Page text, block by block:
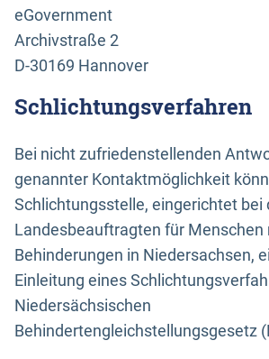
eGovernment
Archivstraße 2
D-30169 Hannover
Schlichtungsverfahren
Bei nicht zufriedenstellenden
genannter Kontaktmöglichkeit
Schlichtungsstelle, eingerichtet bei
Landesbeauftragten für Menschen
Behinderungen in Niedersachsen,
Einleitung eines
Niedersächsischen
Behindertengleichstellungsgesetz